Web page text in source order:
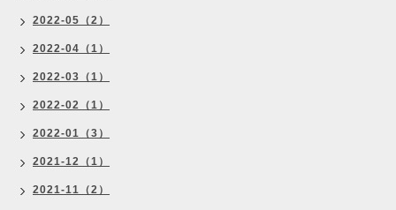
2022-05（2）
2022-04（1）
2022-03（1）
2022-02（1）
2022-01（3）
2021-12（1）
2021-11（2）